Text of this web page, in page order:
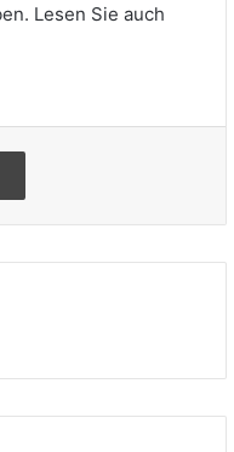
Lesen Sie auch